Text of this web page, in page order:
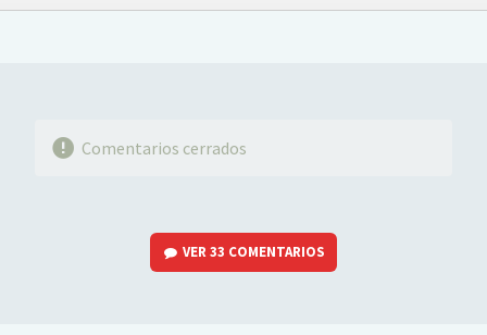
FACEBOOKTWITTERFLIPBOARD
E-
WHATSAPP
Comentarios cerrados
VER33 COMENTARIOS